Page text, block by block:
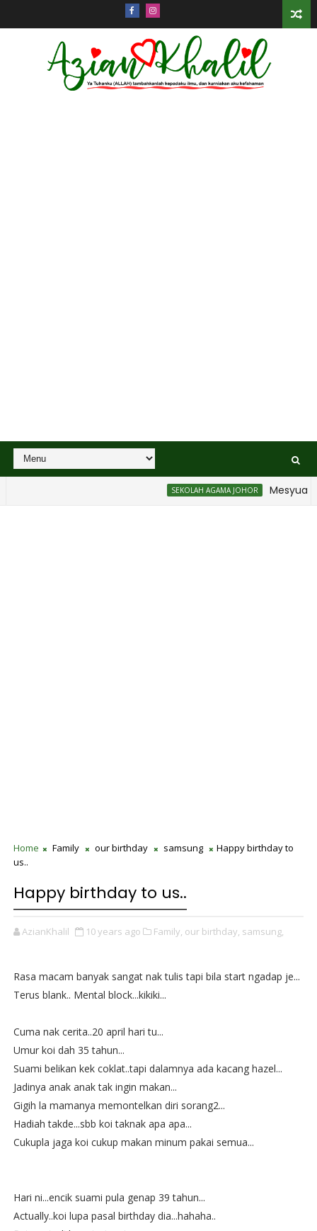
SEKOLAH AGAMA JOHOR Mesyuarat
Home Family our birthday samsung
Happy birthday to
us..
Happy birthday to us..
AzianKhalil 10 years ago Family, our birthday, samsung,
Rasa macam banyak sangat nak tulis tapi bila start ngadap je...
Terus blank.. Mental block...kikiki...
Cuma nak cerita..20 april hari tu...
Umur koi dah 35 tahun...
Suami belikan kek coklat..tapi dalamnya ada kacang hazel...
Jadinya anak anak tak ingin makan...
Gigih la mamanya memontelkan diri sorang2...
Hadiah takde...sbb koi taknak apa apa...
Cukupla jaga koi cukup makan minum pakai semua...
Hari ni...encik suami pula genap 39 tahun...
Actually..koi lupa pasal birthday dia...hahaha..